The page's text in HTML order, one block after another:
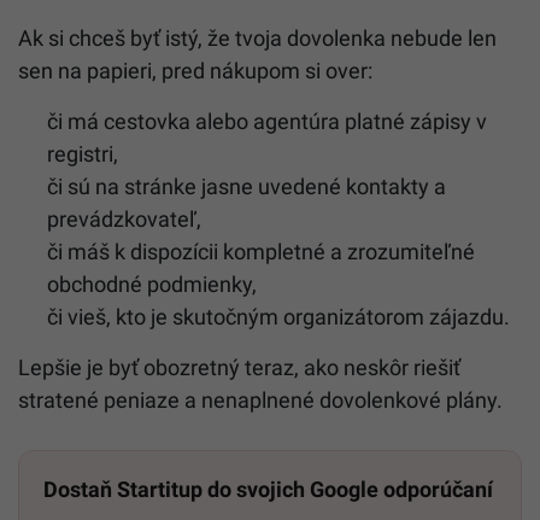
Ak si chceš byť istý, že tvoja dovolenka nebude len
sen na papieri, pred nákupom si over:
či má cestovka alebo agentúra platné zápisy v
registri,
či sú na stránke jasne uvedené kontakty a
prevádzkovateľ,
či máš k dispozícii kompletné a zrozumiteľné
obchodné podmienky,
či vieš, kto je skutočným organizátorom zájazdu.
Lepšie je byť obozretný teraz, ako neskôr riešiť
stratené peniaze a nenaplnené dovolenkové plány.
Dostaň Startitup do svojich Google odporúčaní